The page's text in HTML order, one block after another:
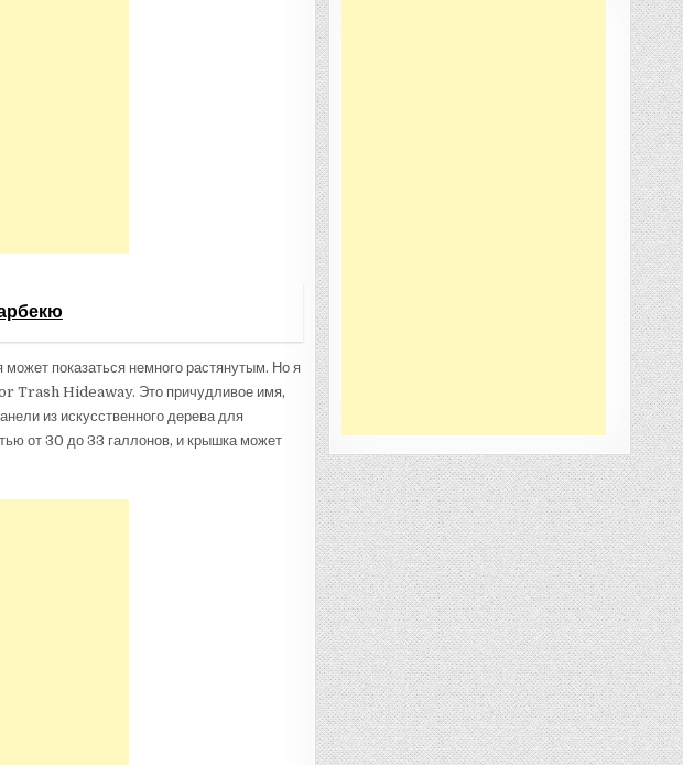
показаться немного растянутым. Но я
Trash Hideaway. Это причудливое имя,
из искусственного дерева для
от 30 до 33 галлонов, и крышка может